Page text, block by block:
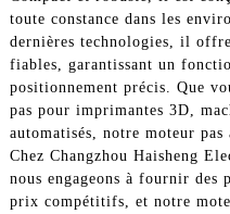
toute constance dans les
dernières technologies, il
fiables, garantissant un
positionnement précis. Que
pas pour imprimantes 3D,
automatisés, notre moteur pas
Chez Changzhou Haisheng
nous engageons à fournir des
prix compétitifs, et notre